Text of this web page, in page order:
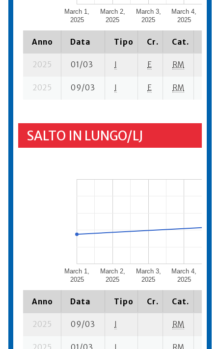
March 1,
2025
March 2,
2025
March 3,
2025
March 4,
2025
Anno Data Tipo Cr. Cat.
2025 01/03 I E RM
2025 09/03 I E RM
SALTO IN LUNGO/LJ
March 1,
2025
March 2,
2025
March 3,
2025
March 4,
2025
Anno Data Tipo Cr. Cat.
2025 09/03 I RM